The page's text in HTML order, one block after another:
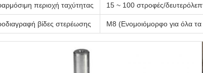
περιοχή ταχύτητας 15 ~ 100 στροφές/
βίδες στερέωσης M8 (Ενομοιόμορφο για όλα τα